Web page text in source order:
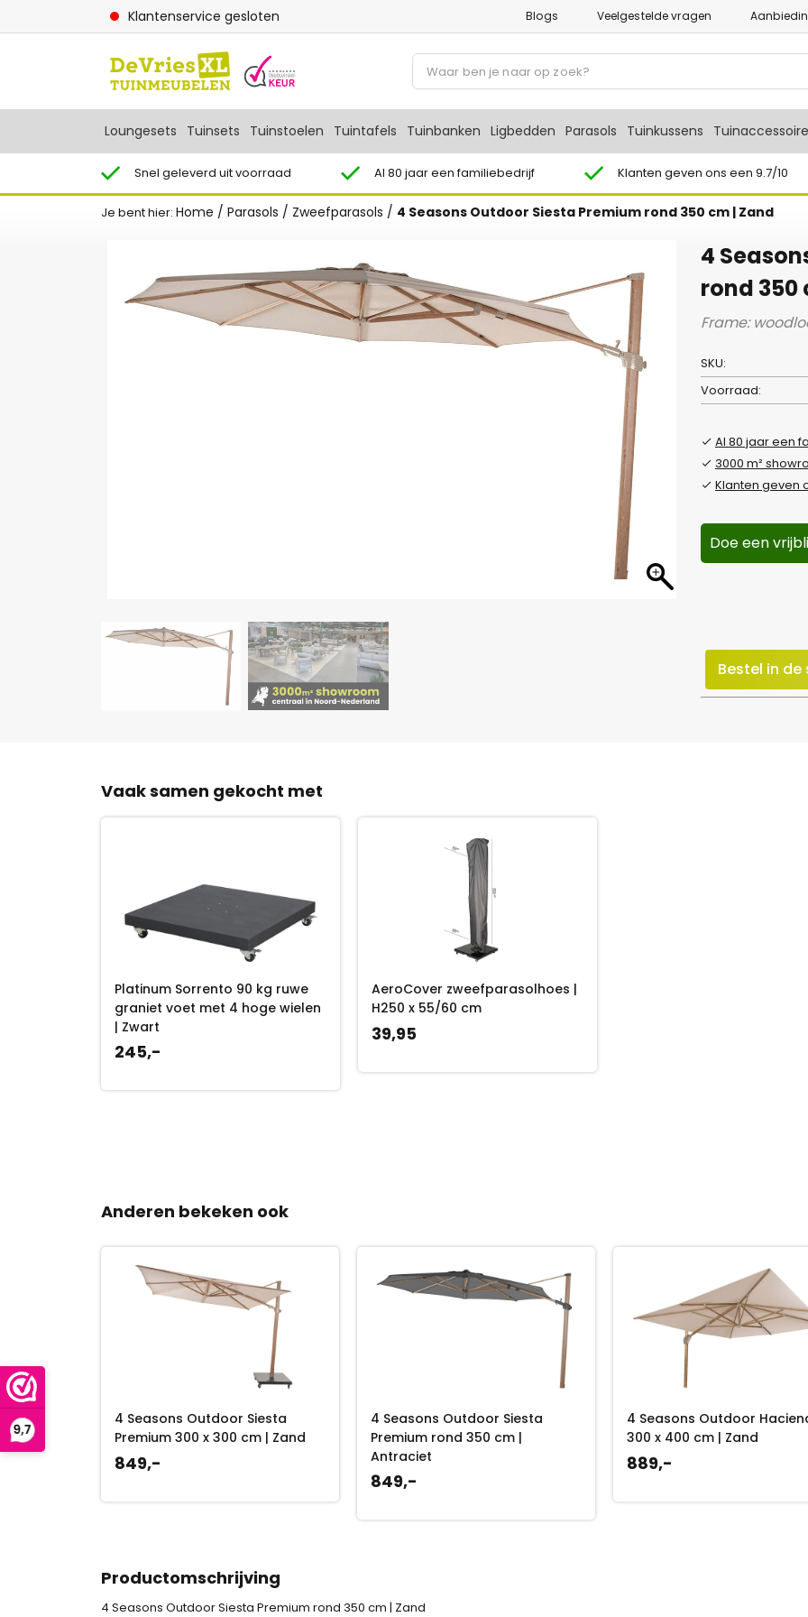
Klantenservice gesloten Blogs Veelgestelde vragen
r
o
d
u
c
t
e
o
e
k
e
Loungesets Tuinsets Tuinstoelen Tuintafels Tuinbanken Ligbedden Parasols Tuinkussens
Snel geleverd uit voorraad Al 80 jaar een familiebedrijf Klanten geven ons een 9.7/10
Je bent hier: Home / Parasols / Zweefparasols / 4 Seasons Outdoor Siesta Premium rond 350 cm | Zand
4
rond 350
Frame:
SKU:
Voorraad:
Al 80 jaar een
3000 m²
Klanten geven
Doe een
Bestel in de
Vaak samen gekocht met
Platinum Sorrento 90 kg ruwe
graniet voet met 4 hoge wielen
| Zwart
245,-
AeroCover zweefparasolhoes |
H250 x 55/60 cm
39,95
Anderen bekeken ook
cm |
4 Seasons Outdoor Siesta
Premium 300 x 300 cm | Zand
849,-
4 Seasons Outdoor Siesta
Premium rond 350 cm |
Antraciet
849,-
4 Seasons Outdoor
300 x 400 cm | Zand
889,-
Productomschrijving
4 Seasons Outdoor Siesta Premium rond 350 cm | Zand